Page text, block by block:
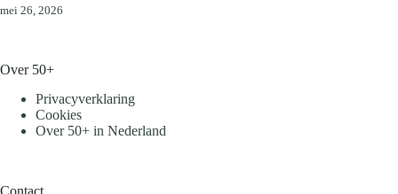
mei 26, 2026
Over 50+
Privacyverklaring
Cookies
Over 50+ in Nederland
Contact